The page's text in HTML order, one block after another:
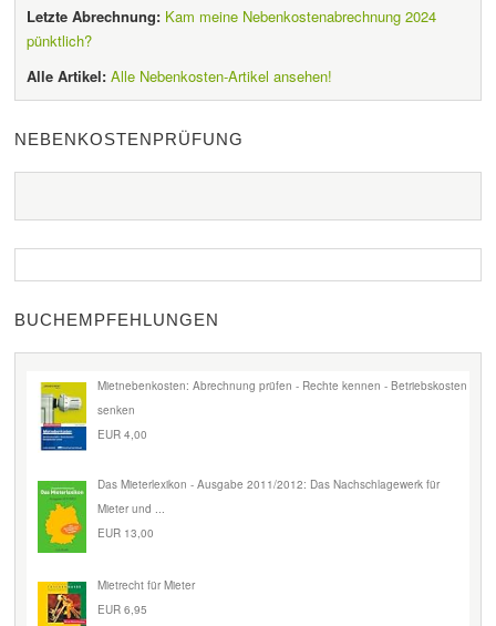
Letzte Abrechnung: Kam meine Nebenkostenabrechnung 2024
pünktlich?
Alle Artikel: Alle Nebenkosten-Artikel ansehen!
NEBENKOSTENPRÜFUNG
BUCHEMPFEHLUNGEN
Mietnebenkosten: Abrechnung prüfen - Rechte kennen - Betriebskosten
senken
EUR 4,00
Das Mieterlexikon - Ausgabe 2011/2012: Das Nachschlagewerk für
Mieter und ...
EUR 13,00
Mietrecht für Mieter
EUR 6,95